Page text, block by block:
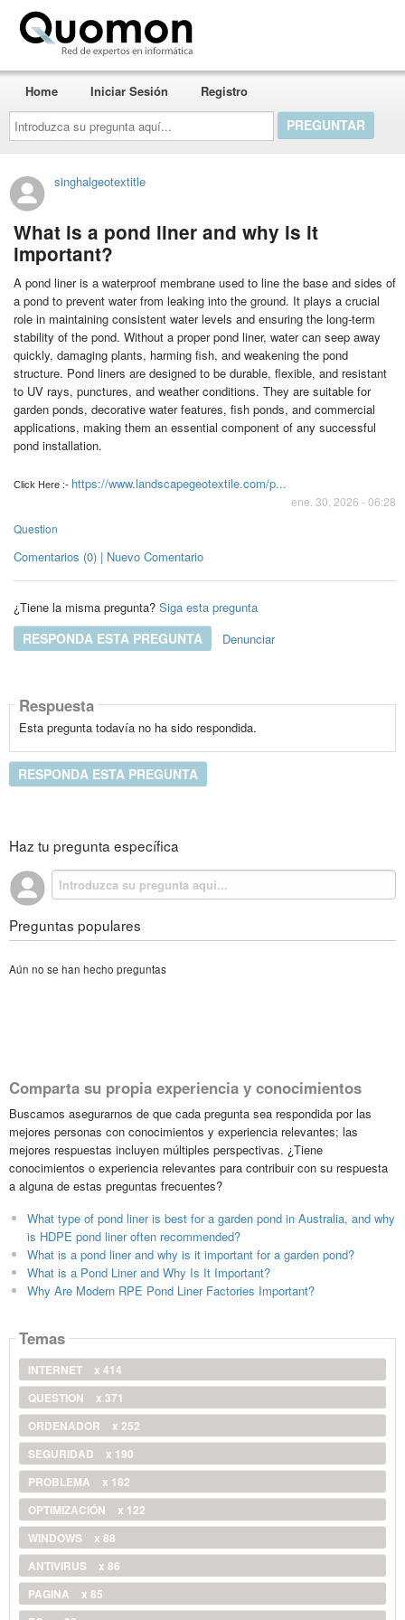
Introduzca
su
pregunta
aquí...
Home Iniciar Sesión Registro
singhalgeotextitle
What is a pond liner and why is it
important?
A pond liner is a waterproof membrane used to line the base and sides of
a pond to prevent water from leaking into the ground. It plays a crucial
role in maintaining consistent water levels and ensuring the long-term
stability of the pond. Without a proper pond liner, water can seep away
quickly, damaging plants, harming fish, and weakening the pond
structure. Pond liners are designed to be durable, flexible, and resistant
to UV rays, punctures, and weather conditions. They are suitable for
garden ponds, decorative water features, fish ponds, and commercial
applications, making them an essential component of any successful
pond installation.
Click Here :- https://www.landscapegeotextile.com/p...
ene. 30, 2026 - 06:28
Question
Comentarios (0) | Nuevo Comentario
¿Tiene la misma pregunta? Siga esta pregunta
RESPONDA ESTA PREGUNTA Denunciar
Respuesta
Esta pregunta todavía no ha sido respondida.
RESPONDA ESTA PREGUNTA
Haz tu pregunta específica
Preguntas populares
Aún no se han hecho preguntas
Comparta su propia experiencia y conocimientos
Buscamos asegurarnos de que cada pregunta sea respondida por las
mejores personas con conocimientos y experiencia relevantes; las
mejores respuestas incluyen múltiples perspectivas. ¿Tiene
conocimientos o experiencia relevantes para contribuir con su respuesta
a alguna de estas preguntas frecuentes?
What type of pond liner is best for a garden pond in Australia, and why
is HDPE pond liner often recommended?
What is a pond liner and why is it important for a garden pond?
What is a Pond Liner and Why Is It Important?
Why Are Modern RPE Pond Liner Factories Important?
Temas
INTERNET
x 414
QUESTION
x 371
ORDENADOR
x 252
SEGURIDAD
x 190
PROBLEMA
x 182
OPTIMIZACIÓN
x 122
WINDOWS
x 88
ANTIVIRUS
x 86
PAGINA
x 85